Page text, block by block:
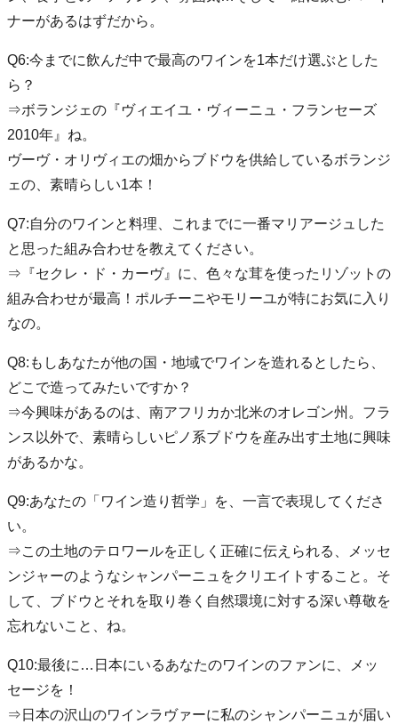
ナーがあるはずだから。
Q6:今までに飲んだ中で最高のワインを1本だけ選ぶとした
ら？
⇒ボランジェの『ヴィエイユ・ヴィーニュ・フランセーズ
2010年』ね。
ヴーヴ・オリヴィエの畑からブドウを供給しているボランジ
ェの、素晴らしい1本！
Q7:自分のワインと料理、これまでに一番マリアージュした
と思った組み合わせを教えてください。
⇒『セクレ・ド・カーヴ』に、色々な茸を使ったリゾットの
組み合わせが最高！ポルチーニやモリーユが特にお気に入り
なの。
Q8:もしあなたが他の国・地域でワインを造れるとしたら、
どこで造ってみたいですか？
⇒今興味があるのは、南アフリカか北米のオレゴン州。フラ
ンス以外で、素晴らしいピノ系ブドウを産み出す土地に興味
があるかな。
Q9:あなたの「ワイン造り哲学」を、一言で表現してくださ
い。
⇒この土地のテロワールを正しく正確に伝えられる、メッセ
ンジャーのようなシャンパーニュをクリエイトすること。そ
して、ブドウとそれを取り巻く自然環境に対する深い尊敬を
忘れないこと、ね。
Q10:最後に…日本にいるあなたのワインのファンに、メッ
セージを！
⇒日本の沢山のワインラヴァーに私のシャンパーニュが届い